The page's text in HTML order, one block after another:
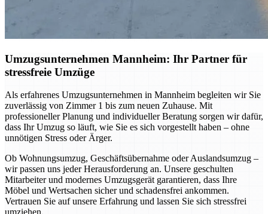
Umzugsunternehmen Mannheim: Ihr Partner für
stressfreie Umzüge
Als erfahrenes Umzugsunternehmen in Mannheim begleiten wir Sie
zuverlässig von Zimmer 1 bis zum neuen Zuhause. Mit
professioneller Planung und individueller Beratung sorgen wir dafür,
dass Ihr Umzug so läuft, wie Sie es sich vorgestellt haben – ohne
unnötigen Stress oder Ärger.
Ob Wohnungsumzug, Geschäftsübernahme oder Auslandsumzug –
wir passen uns jeder Herausforderung an. Unsere geschulten
Mitarbeiter und modernes Umzugsgerät garantieren, dass Ihre
Möbel und Wertsachen sicher und schadensfrei ankommen.
Vertrauen Sie auf unsere Erfahrung und lassen Sie sich stressfrei